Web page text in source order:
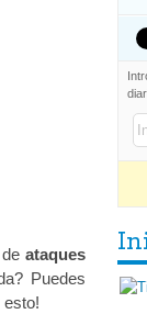
ataques
Puedes
esto!